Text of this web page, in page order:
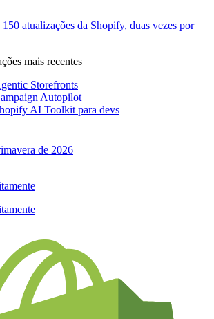
atualizações da Shopify, duas vezes por
mais recentes
Storefronts
Autopilot
AI Toolkit para devs
de 2026